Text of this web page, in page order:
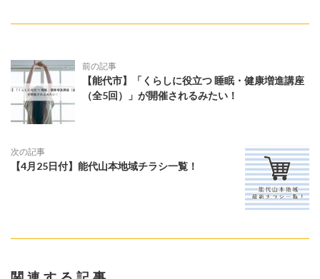
前の記事
【能代市】「くらしに役立つ 睡眠・健康増進講座
（全5回）」が開催されるみたい！
次の記事
【4月25日付】能代山本地域チラシ一覧！